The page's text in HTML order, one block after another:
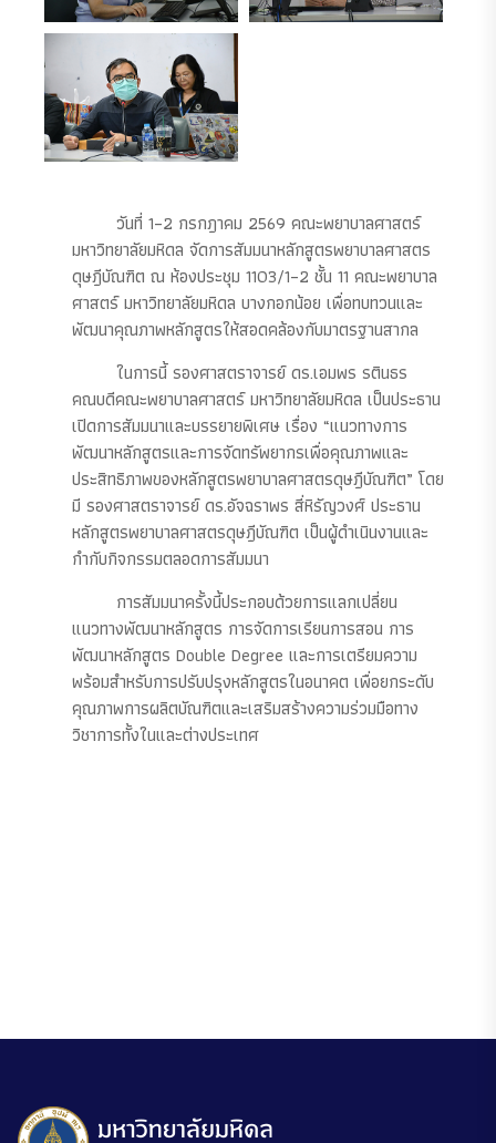
วันที่ 1–2 กรกฎาคม 2569 คณะพยาบาลศาสตร์
มหาวิทยาลัยมหิดล จัดการสัมมนาหลักสูตรพยาบาลศาสตร
ดุษฎีบัณฑิต ณ ห้องประชุม 1103/1–2 ชั้น 11 คณะพยาบาล
ศาสตร์ มหาวิทยาลัยมหิดล บางกอกน้อย เพื่อทบทวนและ
พัฒนาคุณภาพหลักสูตรให้สอดคล้องกับมาตรฐานสากล
ในการนี้ รองศาสตราจารย์ ดร.เอมพร รตินธร
คณบดีคณะพยาบาลศาสตร์ มหาวิทยาลัยมหิดล เป็นประธาน
เปิดการสัมมนาและบรรยายพิเศษ เรื่อง “แนวทางการ
พัฒนาหลักสูตรและการจัดทรัพยากรเพื่อคุณภาพและ
ประสิทธิภาพของหลักสูตรพยาบาลศาสตรดุษฎีบัณฑิต” โดย
มี รองศาสตราจารย์ ดร.อัจฉราพร สี่หิรัญวงศ์ ประธาน
หลักสูตรพยาบาลศาสตรดุษฎีบัณฑิต เป็นผู้ดำเนินงานและ
กำกับกิจกรรมตลอดการสัมมนา
การสัมมนาครั้งนี้ประกอบด้วยการแลกเปลี่ยน
แนวทางพัฒนาหลักสูตร การจัดการเรียนการสอน การ
พัฒนาหลักสูตร Double Degree และการเตรียมความ
พร้อมสำหรับการปรับปรุงหลักสูตรในอนาคต เพื่อยกระดับ
คุณภาพการผลิตบัณฑิตและเสริมสร้างความร่วมมือทาง
วิชาการทั้งในและต่างประเทศ